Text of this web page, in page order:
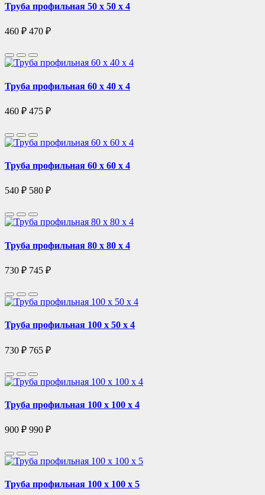
Труба профильная 50 х 50 х 4
460 ₽ 470 ₽
Труба профильная 60 х 40 х 4
460 ₽ 475 ₽
Труба профильная 60 х 60 х 4
540 ₽ 580 ₽
Труба профильная 80 х 80 х 4
730 ₽ 745 ₽
Труба профильная 100 х 50 х 4
730 ₽ 765 ₽
Труба профильная 100 х 100 х 4
900 ₽ 990 ₽
Труба профильная 100 х 100 х 5